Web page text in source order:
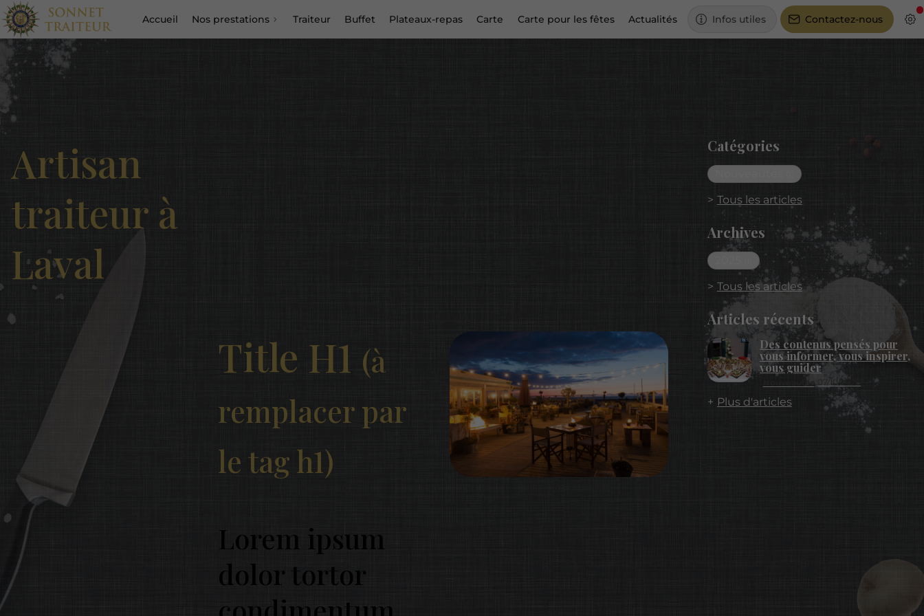
Accueil Nos prestations Traiteur Buffet Plateaux-repas Carte Carte pour les fêtes Actualités Infos utiles Contactez-nous
Catégories
Tous les articles
Archives
Tous les articles
Articles récents
Nouveautés 07/10/2025
Des contenus pensés pour
vous informer, vous inspirer,
vous guider
Plus d'articles
Artisan
traiteur à
Laval
Title H1 (à
remplacer par
le tag h1)
Lorem ipsum
dolor tortor